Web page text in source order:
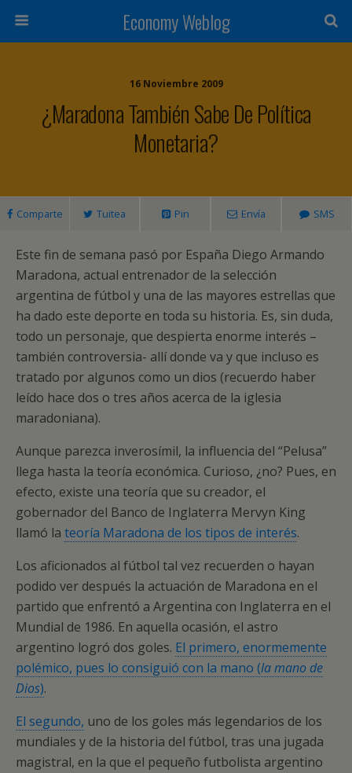
Economy Weblog
16 Noviembre 2009
¿Maradona También Sabe De Política
Monetaria?
Comparte Tuitea Pin Envía SMS
Este fin de semana pasó por España Diego Armando
Maradona, actual entrenador de la selección
argentina de fútbol y una de las mayores estrellas que
ha dado este deporte en toda su historia. Es, sin duda,
todo un personaje, que despierta enorme interés –
también controversia- allí donde va y que incluso es
tratado por algunos como un dios (recuerdo haber
leído hace dos o tres años acerca de la iglesia
maradoniana).
Aunque parezca inverosímil, la influencia del “Pelusa”
llega hasta la teoría económica. Curioso, ¿no? Pues, en
efecto, existe una teoría que su creador, el
gobernador del Banco de Inglaterra Mervyn King
llamó la teoría Maradona de los tipos de interés.
Los aficionados al fútbol tal vez recuerden o hayan
podido ver después la actuación de Maradona en el
partido que enfrentó a Argentina con Inglaterra en el
Mundial de 1986. En aquella ocasión, el astro
argentino logró dos goles. El primero, enormemente
polémico, pues lo consiguió con la mano (la mano de
Dios).
El segundo, uno de los goles más legendarios de los
mundiales y de la historia del fútbol, tras una jugada
magistral, en la que el pequeño futbolista argentino